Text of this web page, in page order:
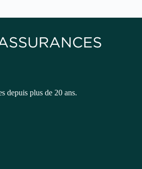
depuis plus de 20 ans.